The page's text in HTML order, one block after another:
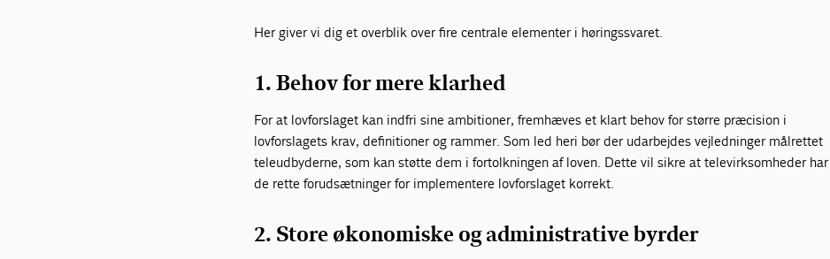
Her giver vi dig et overblik over fire centrale elementer i høringssvaret.
1. Behov for mere klarhed
For at lovforslaget kan indfri sine ambitioner, fremhæves et klart behov for større præcision i
lovforslagets krav, definitioner og rammer. Som led heri bør der udarbejdes vejledninger målrettet
teleudbyderne, som kan støtte dem i fortolkningen af loven. Dette vil sikre at televirksomheder har
de rette forudsætninger for implementere lovforslaget korrekt.
2. Store økonomiske og administrative byrder